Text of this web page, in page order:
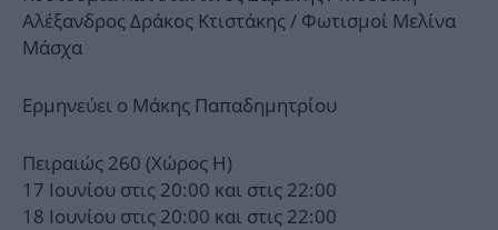
Αλέξανδρος Δράκος Κτιστάκης / Φωτισμοί Μελίνα
Μάσχα
Ερμηνεύει ο Μάκης Παπαδημητρίου
Πειραιώς 260 (Χώρος Η)
17 Ιουνίου στις 20:00 και στις 22:00
18 Ιουνίου στις 20:00 και στις 22:00